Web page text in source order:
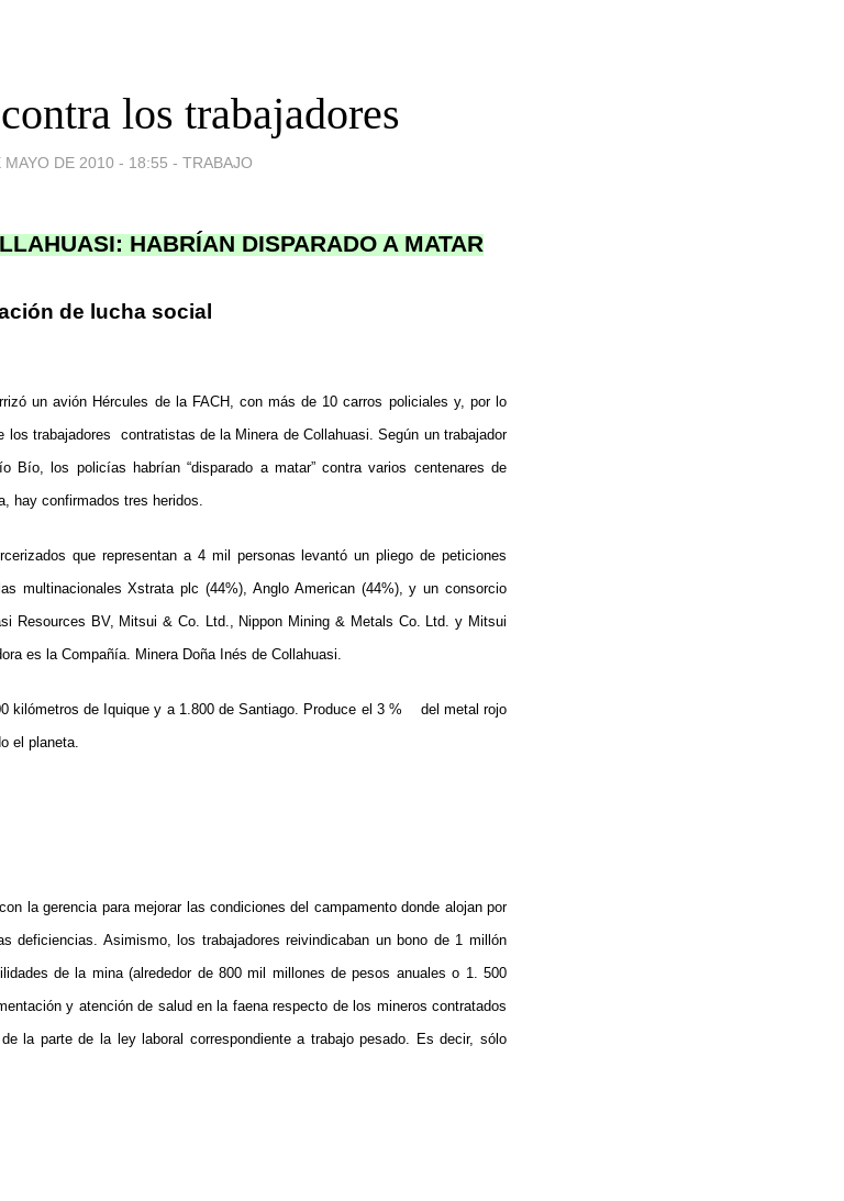
los trabajadores
MAYO DE 2010 - 18:55 - TRABAJO
HABRÍAN DISPARADO A MATAR
de lucha social
un avión Hércules de la FACH, con más de 10 carros policiales y, por lo
los trabajadores
contratistas de la Minera de Collahuasi. Según un trabajador
los policías habrían “disparado a matar” contra varios centenares de
hay confirmados tres heridos.
que representan a 4 mil personas levantó un pliego de peticiones
multinacionales Xstrata plc (44%), Anglo American (44%), y un consorcio
Resources BV, Mitsui & Co. Ltd., Nippon Mining & Metals Co. Ltd. y Mitsui
es la Compañía. Minera Doña Inés de Collahuasi.
kilómetros de Iquique y a 1.800 de Santiago. Produce el 3 %
del metal rojo
el planeta.
la gerencia para mejorar las condiciones del campamento donde alojan por
deficiencias. Asimismo, los trabajadores reivindicaban un bono de 1 millón
de la mina (alrededor de 800 mil millones de pesos anuales o 1. 500
y atención de salud en la faena respecto de los mineros contratados
la parte de la ley laboral correspondiente a trabajo pesado. Es decir, sólo